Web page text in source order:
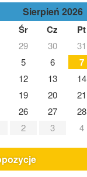
Sierpień 2026
Śr Cz Pt
29 30 31
5 6 7
12 13 14
19 20 21
26 27 28
2 3 4